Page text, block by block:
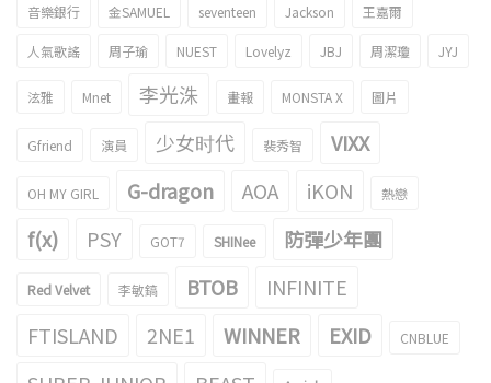
音樂銀行 金SAMUEL seventeen Jackson 王嘉爾
人氣歌謠 周子瑜 NUEST Lovelyz JBJ 周潔瓊 JYJ
泫雅 Mnet 李光洙 畫報 MONSTA X 圖片
Gfriend 演員 少女时代 裴秀智 VIXX
OH MY GIRL G-dragon AOA iKON 熱戀
f(x) PSY GOT7 SHINee 防彈少年團
Red Velvet 李敏鎬 BTOB
INFINITE
FTISLAND
2NE1 WINNER EXID CNBLUE